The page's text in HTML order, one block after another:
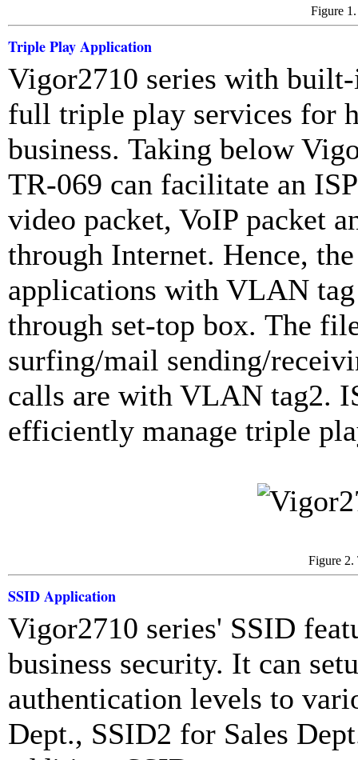
Figure
Triple Play Application
Vigor2710 series with
full triple play services for
business. Taking below
TR-069 can facilitate an
video packet, VoIP packet
through Internet. Hence,
applications with VLAN
through set-top box. The
surfing/mail sending/
calls are with VLAN tag2.
efficiently manage triple
Figure
SSID Application
Vigor2710 series' SSID
business security. It can
authentication levels to
Dept., SSID2 for Sales